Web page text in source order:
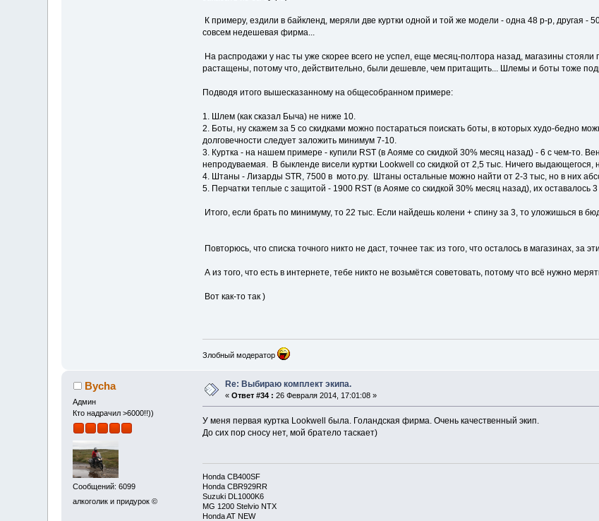
К примеру, ездили в байкленд, меряли две куртки одной и той же модели - одна 48 р-р, другая
совсем недешевая фирма...
На распродажи у нас ты уже скорее всего не успел, еще месяц-полтора назад, магазины
растащены, потому что, действительно, были дешевле, чем притащить... Шлемы и боты тоже
Подводя итого вышесказанному на общесобранном примере:
1. Шлем (как сказал Быча) не ниже 10.
2. Боты, ну скажем за 5 со скидками можно постараться поискать боты, в которых худо-бедно
долговечности следует заложить минимум 7-10.
3. Куртка - на нашем примере - купили RST (в Аояме со скидкой 30% месяц назад) - 6 с чем-то.
непродуваемая. В быкленде висели куртки Lookwell со скидкой от 2,5 тыс. Ничего выдающегося,
4. Штаны - Лизарды STR, 7500 в мото.ру. Штаны остальные можно найти от 2-3 тыс, но в них
5. Перчатки теплые с защитой - 1900 RST (в Аояме со скидкой 30% месяц назад), их оставалось
Итого, если брать по минимуму, то 22 тыс. Если найдешь колени + спину за 3, то уложишься в
Повторюсь, что списка точного никто не даст, точнее так: из того, что осталось в магазинах, за
А из того, что есть в интернете, тебе никто не возьмётся советовать, потому что всё нужно
Вот как-то так )
Злобный модератор
Bycha
Админ
Кто надрачил >6000!!))
Сообщений: 6099
алкоголик и придурок ©
Re: Выбираю комплект экипа.
«Ответ #34 : 26 Февраля 2014, 17:01:08 »
У меня первая куртка Lookwell была. Голандская фирма. Очень качественный экип.
До сих пор сносу нет, мой братело таскает)
Honda CB400SF
Honda CBR929RR
Suzuki DL1000K6
MG 1200 Stelvio NTX
Honda AT NEW